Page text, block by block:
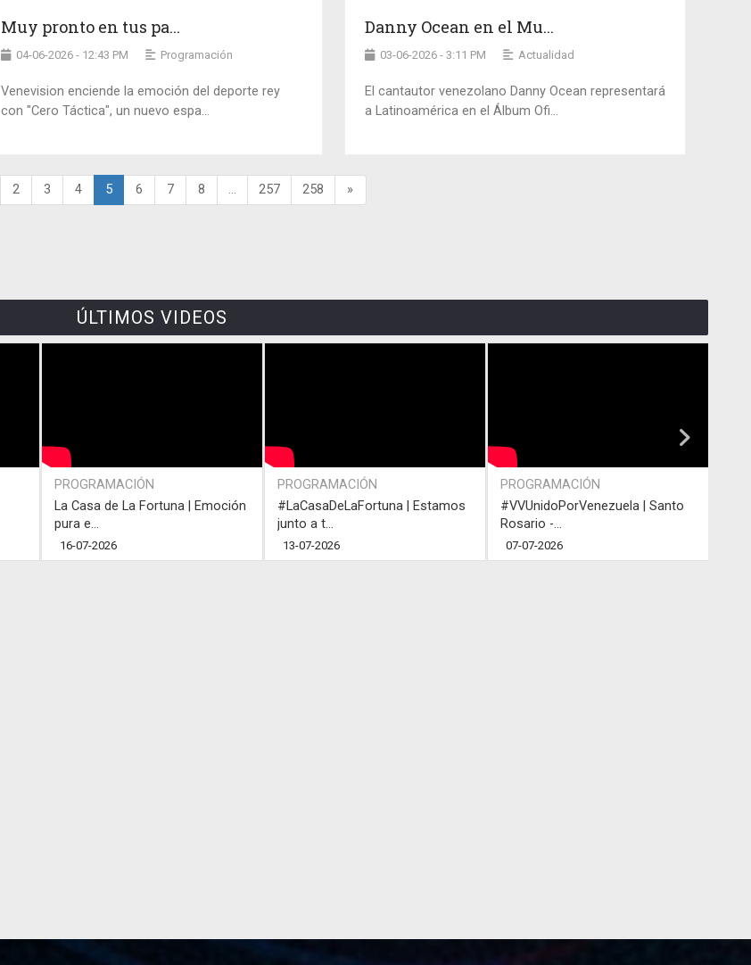
Muy pronto en tus pa...
04-06-2026 - 12:43 PM Programación
Venevision enciende la emoción del deporte rey
con "Cero Táctica", un nuevo espa...
Danny Ocean en el Mu...
03-06-2026 - 3:11 PM Actualidad
El cantautor venezolano Danny Ocean representará
a Latinoamérica en el Álbum Ofi...
2 3 4 5 6 7 8 ... 257 258 »
ÚLTIMOS VIDEOS
PROGRAMACIÓN
La Casa de La Fortuna | Emoción
pura e...
16-07-2026
PROGRAMACIÓN
#LaCasaDeLaFortuna | Estamos
junto a t...
13-07-2026
PROGRAMACIÓN
#VVUnidoPorVenezuela | Santo
Rosario -...
07-07-2026